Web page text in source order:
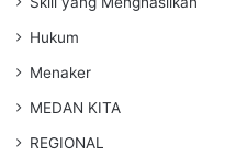
Hukum
Menaker
MEDAN KITA
REGIONAL